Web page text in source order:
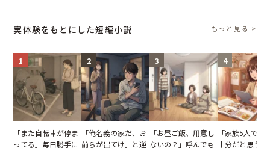
実体験をもとにした短編小説 もっと見る >
1
「また自転車が停ま
ってる」毎日勝手に
2
「俺名義の家だ、お
前らが出てけ」と逆
3
「お昼ご飯、用意し
ないの？」呼んでも
4
「家族5人で3
十分だと思う